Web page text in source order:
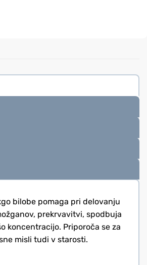
bilobe pomaga pri delovanju
prekrvavitvi, spodbuja
koncentracijo. Priporoča se za
misli tudi v starosti.